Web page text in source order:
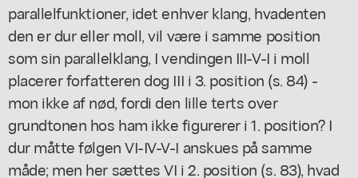
parallelfunktioner, idet enhver klang, hvadenten
den er dur eller moll, vil være i samme position
som sin parallelklang, I vendingen III-V-I i moll
placerer forfatteren dog III i 3. position (s. 84) -
mon ikke af nød, fordi den lille terts over
grundtonen hos ham ikke figurerer i 1. position? I
dur måtte følgen VI-IV-V-I anskues på samme
måde; men her sættes VI i 2. position (s. 83), hvad